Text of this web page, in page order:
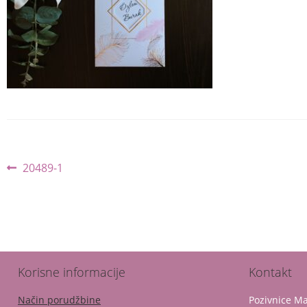
Post
Previous
20489-1
Korisne informacije
Način porudžbine
Kontakt
Pozivnice